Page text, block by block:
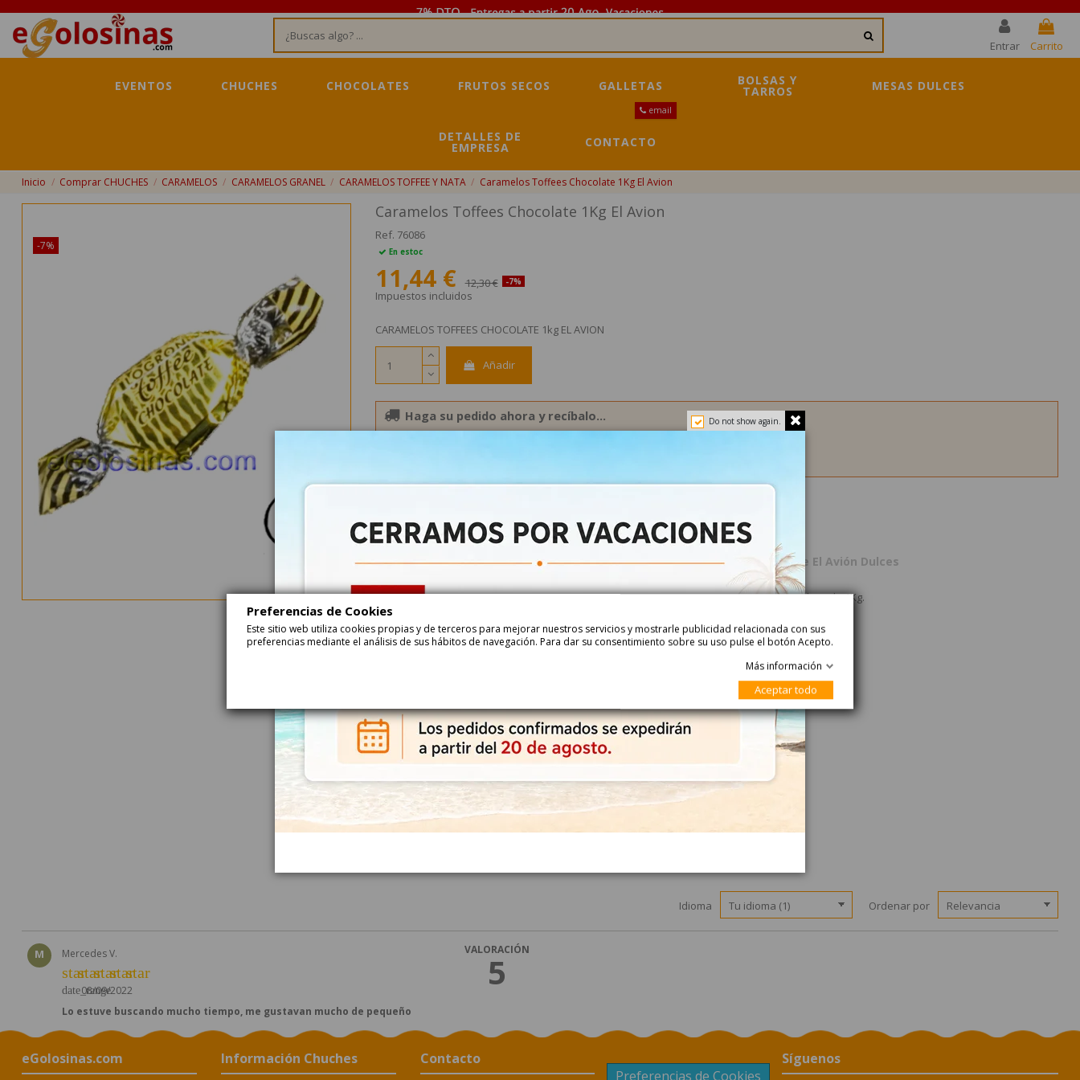
Entrar Carrito
EVENTOS CHUCHES CHOCOLATES FRUTOS SECOS GALLETAS BOLSAS Y
TARROS MESAS DULCES
DETALLES DE
EMPRESA CONTACTO
email
Inicio Comprar CHUCHES CARAMELOS CARAMELOS GRANEL CARAMELOS TOFFEE Y NATA Caramelos Toffees Chocolate 1Kg El Avion
-7%
Caramelos Toffees Chocolate 1Kg El Avion
Ref. 76086
En estoc
11,44 € 12,30 € -7%
Impuestos incluidos
CARAMELOS TOFFEES CHOCOLATE 1kg EL AVION
Añadir
Haga su pedido ahora y recíbalo...
Descripción Detalle del Producto Acerca de El Avión Dulces
CARAMELOS TOFFEES CHOCOLATE son caramelos de Toffee con chocolate. Se venden bolsas de 1Kg.
starstarstarstarstar
VALORACIÓN GLOBAL
Valoración global de clientes en este producto
Número de votos
1
Idioma Ordenar por
M Mercedes V.
starstarstarstarstar
date_range
08/09/2022
Lo estuve buscando mucho tiempo, me gustavan mucho de pequeño
VALORACIÓN
5
eGolosinas.com Información Chuches
Contacto
Preferencias de Cookies
Síguenos
Do not show again.
Preferencias de Cookies
Este sitio web utiliza cookies propias y de terceros para mejorar nuestros servicios y mostrarle publicidad relacionada con sus
preferencias mediante el análisis de sus hábitos de navegación. Para dar su consentimiento sobre su uso pulse el botón Acepto.
Más información
Aceptar todo